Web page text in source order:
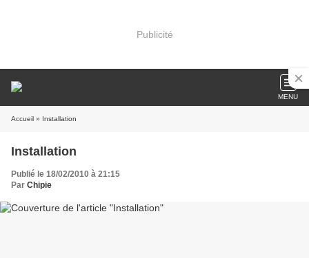
Publicité
MENU
Accueil » Installation
Installation
Publié le 18/02/2010 à 21:15
Par Chipie